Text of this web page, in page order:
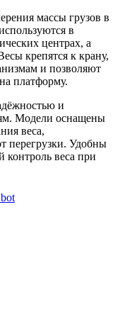
массы грузов в
в
центрах, а
крепятся к крану,
и позволяют
платформу.
и
Модели оснащены
веса,
перегрузки. Удобны
контроль веса при